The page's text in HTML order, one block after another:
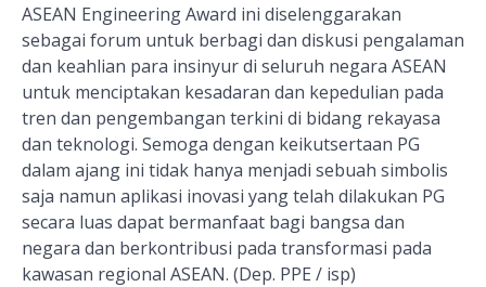
ASEAN Engineering Award ini diselenggarakan
sebagai forum untuk berbagi dan diskusi pengalaman
dan keahlian para insinyur di seluruh negara ASEAN
untuk menciptakan kesadaran dan kepedulian pada
tren dan pengembangan terkini di bidang rekayasa
dan teknologi. Semoga dengan keikutsertaan PG
dalam ajang ini tidak hanya menjadi sebuah simbolis
saja namun aplikasi inovasi yang telah dilakukan PG
secara luas dapat bermanfaat bagi bangsa dan
negara dan berkontribusi pada transformasi pada
kawasan regional ASEAN. (Dep. PPE / isp)